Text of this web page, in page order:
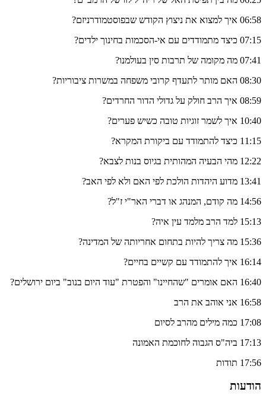
06:58 איך למצוא את ניצוץ הקודש שבפוסטמודרניזם?
07:15 כיצד מתמודדים עם אי-הסכמות בחינוך ילדים?
07:41 מה מקומה של תרבות סין בעולמנו?
08:30 האם מותר לתעדף קרובי משפחה במשרות ציבוריות?
08:59 איך הרב חולק על גדולי הדור החרדים?
10:40 איך לשמר זוגיות טובה כשיש פערים?
11:15 כיצד להתמודד עם ביקורת המקרא?
12:22 מהי הבעיה המהותית בגיוס בנות לצבא?
13:41 מדוע היהדות הולכת לפי האם ולא לפי האב?
14:56 מה קודם, המנהג או דברי האר"י ז"ל?
15:13 למד הרב מלמד עין איה?
15:36 מה צריך להיות בתחום אחריותה של המדינה?
16:14 איך להתמודד עם קשיים בחיים?
16:40 האם אומרים "שהחיינו" והפטרת "עוד היום בנוב" ביום ירושלים?
16:58 אני אוהב את הרב
17:08 כמה מילים מהרב לסיום
17:13 ביה"ס הגבוה לחוכמת האמונה
17:56 תודות
הודעות